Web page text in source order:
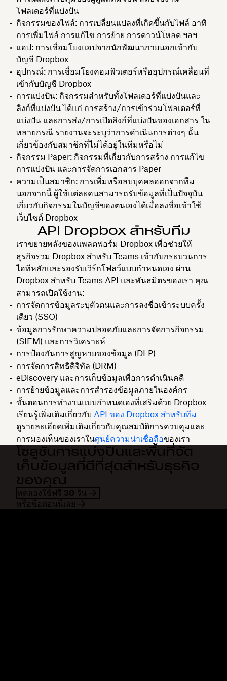
โฟลเดอร์ที่แบ่งปัน
กิจกรรมของไฟล์: การเปลี่ยนแปลงที่เกิดขึ้นกับไฟล์ อาทิ
การเพิ่มไฟล์ การแก้ไข การย้าย การดาวน์โหลด ฯลฯ
แอป: การเชื่อมโยงแอปจากนักพัฒนาภายนอกเข้ากับ
บัญชี Dropbox
อุปกรณ์: การเชื่อมโยงคอมพิวเตอร์หรืออุปกรณ์เคลื่อนที่
เข้ากับบัญชี Dropbox
การแบ่งปัน: กิจกรรมสำหรับทั้งโฟลเดอร์ที่แบ่งปันและ
ลิงก์ที่แบ่งปัน ได้แก่ การสร้าง/การเข้าร่วมโฟลเดอร์ที่
แบ่งปัน และการส่ง/การเปิดลิงก์ที่แบ่งปันของเอกสาร ใน
หลายกรณี รายงานจะระบุว่าการดำเนินการต่างๆ นั้น
เกี่ยวข้องกับสมาชิกที่ไม่ได้อยู่ในทีมหรือไม่
กิจกรรม Paper: กิจกรรมที่เกี่ยวกับการสร้าง การแก้ไข
การแบ่งปัน และการจัดการเอกสาร Paper
ความเป็นสมาชิก: การเพิ่มหรือลบบุคคลออกจากทีม
นอกจากนี้ ผู้ใช้แต่ละคนสามารถรับข้อมูลที่เป็นปัจจุบัน
เกี่ยวกับกิจกรรมในบัญชีของตนเองได้เมื่อลงชื่อเข้าใช้
เว็บไซต์ Dropbox
API Dropbox สำหรับทีม
เราขยายพลังของแพลตฟอร์ม Dropbox เพื่อช่วยให้
ธุรกิจรวม Dropbox สำหรับ Teams เข้ากับกระบวนการ
ไอทีหลักและรองรับเวิร์กโฟลว์แบบกำหนดเอง ผ่าน
Dropbox สำหรับ Teams API และพันธมิตรของเรา คุณ
สามารถเปิดใช้งาน:
การจัดการข้อมูลระบุตัวตนและการลงชื่อเข้าระบบครั้ง
เดียว (SSO)
ข้อมูลการรักษาความปลอดภัยและการจัดการกิจกรรม
(SIEM) และการวิเคราะห์
การป้องกันการสูญหายของข้อมูล (DLP)
การจัดการสิทธิดิจิทัล (DRM)
eDiscovery และการเก็บข้อมูลเพื่อการดำเนินคดี
การย้ายข้อมูลและการสำรองข้อมูลภายในองค์กร
ขั้นตอนการทำงานแบบกำหนดเองที่เสริมด้วย Dropbox
เรียนรู้เพิ่มเติมเกี่ยวกับ API ของ Dropbox สำหรับทีม
ดูรายละเอียดเพิ่มเติมเกี่ยวกับคุณสมบัติการควบคุมและ
การมองเห็นของเราในศูนย์ความน่าเชื่อถือของเรา
โซลูชันการแบ่งปันและพื้นที่จัด
เก็บข้อมูลที่ดีที่สุดสำหรับธุรกิจ
ของคุณ
ทดลองใช้ฟรี 30 วัน
หรือซื้อตอนนี้เลย